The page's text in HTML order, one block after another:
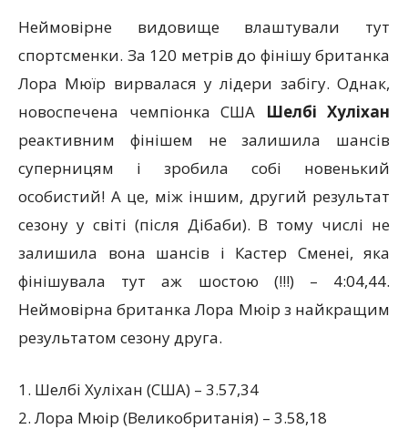
Неймовірне видовище влаштували тут
спортсменки. За 120 метрів до фінішу британка
Лора Мюїр вирвалася у лідери забігу. Однак,
новоспечена чемпіонка США
Шелбі Хуліхан
реактивним фінішем не залишила шансів
суперницям і зробила собі новенький
особистий! А це, між іншим, другий результат
сезону у світі (після Дібаби). В тому числі не
залишила вона шансів і Кастер Сменеі, яка
фінішувала тут аж шостою (!!!) – 4:04,44.
Неймовірна британка Лора Мюір з найкращим
результатом сезону друга.
1. Шелбі Хуліхан (США) – 3.57,34
2. Лора Мюір (Великобританія) – 3.58,18